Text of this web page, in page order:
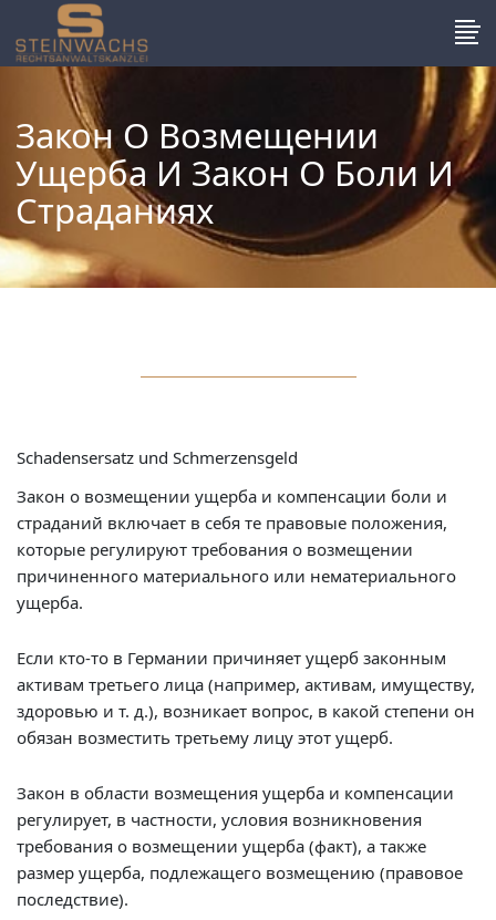
Закон О Возмещении
Ущерба И Закон О Боли И
Страданиях
Schadensersatz und Schmerzensgeld
Закон о возмещении ущерба и компенсации боли и
страданий включает в себя те правовые положения,
которые регулируют требования о возмещении
причиненного материального или нематериального
ущерба.
Если кто-то в Германии причиняет ущерб законным
активам третьего лица (например, активам, имуществу,
здоровью и т. д.), возникает вопрос, в какой степени он
обязан возместить третьему лицу этот ущерб.
Закон в области возмещения ущерба и компенсации
регулирует, в частности, условия возникновения
требования о возмещении ущерба (факт), а также
размер ущерба, подлежащего возмещению (правовое
последствие).